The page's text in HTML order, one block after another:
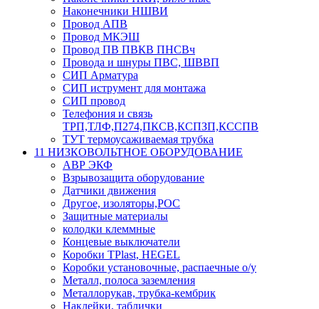
Наконечники НШВИ
Провод АПВ
Провод МКЭШ
Провод ПВ ПВКВ ПНСВч
Провода и шнуры ПВС, ШВВП
СИП Арматура
СИП иструмент для монтажа
СИП провод
Телефония и связь
ТРП,ТЛФ,П274,ПКСВ,КСПЗП,КССПВ
ТУТ термоусаживаемая трубка
11 НИЗКОВОЛЬТНОЕ ОБОРУДОВАНИЕ
АВР ЭКФ
Взрывозащита оборудование
Датчики движения
Другое, изоляторы,РОС
Защитные материалы
колодки клеммные
Концевые выключатели
Коробки TPlast, HEGEL
Коробки установочные, распаечные о/у
Металл, полоса заземления
Металлорукав, трубка-кембрик
Наклейки, таблички